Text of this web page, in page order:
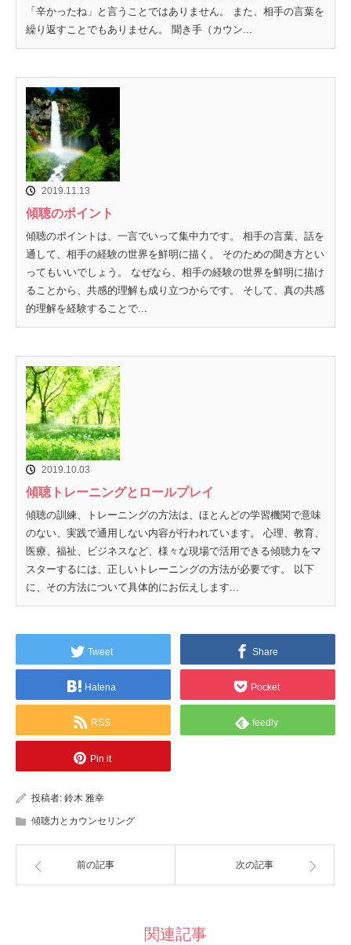
「辛かったね」と言うことではありません。 また、相手の言葉を
繰り返すことでもありません。 聞き手（カウン...
2019.11.13
傾聴のポイント
傾聴のポイントは、一言でいって集中力です。 相手の言葉、話を
通して、相手の経験の世界を鮮明に描く。 そのための聞き方とい
ってもいいでしょう。 なぜなら、相手の経験の世界を鮮明に描け
ることから、共感的理解も成り立つからです。 そして、真の共感
的理解を経験することで...
2019.10.03
傾聴トレーニングとロールプレイ
傾聴の訓練、トレーニングの方法は、ほとんどの学習機関で意味
のない、実践で通用しない内容が行われています。 心理、教育、
医療、福祉、ビジネスなど、様々な現場で活用できる傾聴力をマ
スターするには、正しいトレーニングの方法が必要です。 以下
に、その方法について具体的にお伝えします...
Tweet Share
Hatena Pocket
RSS feedly
Pin it
投稿者: 鈴木 雅幸
傾聴力とカウンセリング
前の記事 次の記事
関連記事